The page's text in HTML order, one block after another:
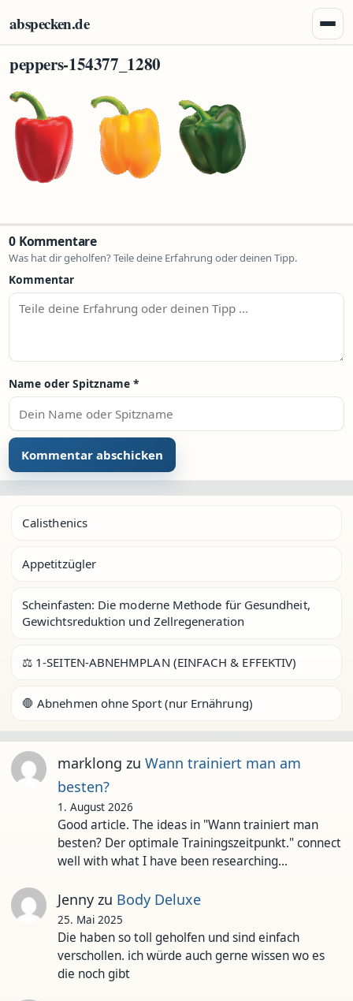
abspecken.de
peppers-154377_1280
0 Kommentare
Was hat dir geholfen? Teile deine Erfahrung oder deinen Tipp.
Kommentar
Name oder Spitzname *
Calisthenics
Appetitzügler
Scheinfasten: Die moderne Methode für Gesundheit,
Gewichtsreduktion und Zellregeneration
⚖️ 1-SEITEN-ABNEHMPLAN (EINFACH & EFFEKTIV)
🛑 Abnehmen ohne Sport (nur Ernährung)
marklong zu Wann trainiert man am
besten?
1. August 2026
Good article. The ideas in "Wann trainiert man
besten? Der optimale Trainingszeitpunkt." connect
well with what I have been researching…
Jennyzu Body Deluxe
25. Mai 2025
Die haben so toll geholfen und sind einfach
verschollen. ich würde auch gerne wissen wo es
die noch gibt